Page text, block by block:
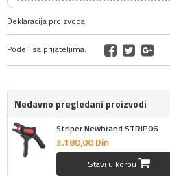
Deklaracija proizvoda
Podeli sa prijateljima:
Nedavno pregledani proizvodi
Striper Newbrand STRIP06
3.180,00Din
Stavi u korpu